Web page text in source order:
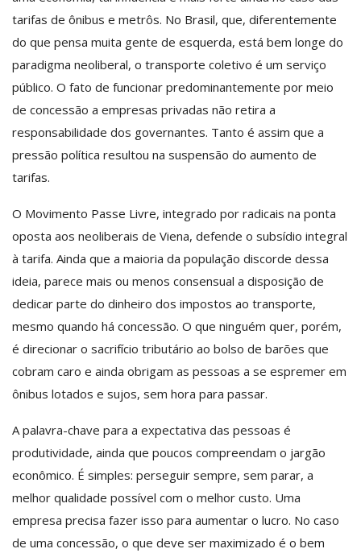
tarifas de ônibus e metrôs. No Brasil, que, diferentemente
do que pensa muita gente de esquerda, está bem longe do
paradigma neoliberal, o transporte coletivo é um serviço
público. O fato de funcionar predominantemente por meio
de concessão a empresas privadas não retira a
responsabilidade dos governantes. Tanto é assim que a
pressão política resultou na suspensão do aumento de
tarifas.
O Movimento Passe Livre, integrado por radicais na ponta
oposta aos neoliberais de Viena, defende o subsídio integral
à tarifa. Ainda que a maioria da população discorde dessa
ideia, parece mais ou menos consensual a disposição de
dedicar parte do dinheiro dos impostos ao transporte,
mesmo quando há concessão. O que ninguém quer, porém,
é direcionar o sacrifício tributário ao bolso de barões que
cobram caro e ainda obrigam as pessoas a se espremer em
ônibus lotados e sujos, sem hora para passar.
A palavra-chave para a expectativa das pessoas é
produtividade, ainda que poucos compreendam o jargão
econômico. É simples: perseguir sempre, sem parar, a
melhor qualidade possível com o melhor custo. Uma
empresa precisa fazer isso para aumentar o lucro. No caso
de uma concessão, o que deve ser maximizado é o bem